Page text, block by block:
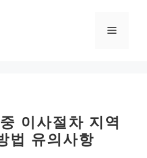
메
이사절차 지역
법 유의사항